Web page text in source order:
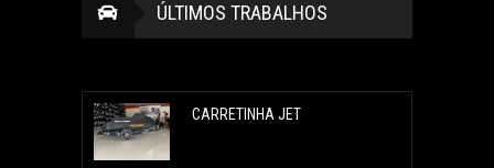
ÚLTIMOS TRABALHOS
CARRETINHA JET